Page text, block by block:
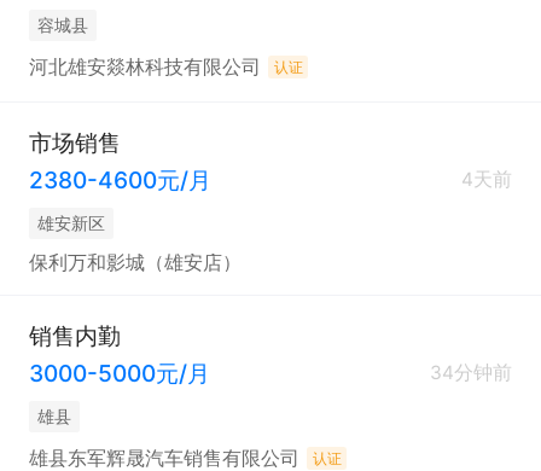
容城县
河北雄安燚林科技有限公司 认证
市场销售
2380-4600元/月
4天前
雄安新区
保利万和影城（雄安店）
销售内勤
3000-5000元/月
34分钟前
雄县
雄县东军辉晟汽车销售有限公司 认证